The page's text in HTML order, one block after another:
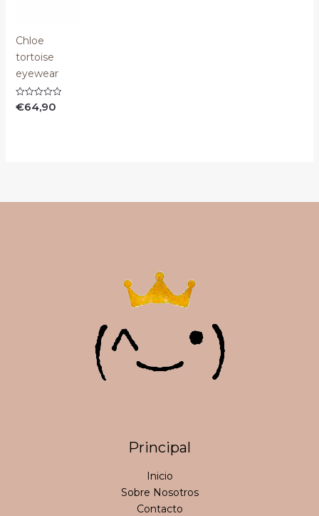
Chloe
tortoise
eyewear
Valorado
con
€64,90
Principal
Inicio
Sobre Nosotros
Contacto